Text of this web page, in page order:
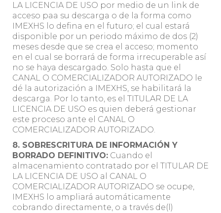
LA LICENCIA DE USO por medio de un link de
acceso paa su descarga o de la forma como
IMEXHS lo defina en el futuro; el cual estará
disponible por un periodo máximo de dos (2)
meses desde que se crea el acceso; momento
en el cual se borrará de forma irrecuperable así
no se haya descargado. Solo hasta que el
CANAL O COMERCIALIZADOR AUTORIZADO le
dé la autorización a IMEXHS, se habilitará la
descarga. Por lo tanto, es el TITULAR DE LA
LICENCIA DE USO es quien deberá gestionar
este proceso ante el CANAL O
COMERCIALIZADOR AUTORIZADO.
8. SOBRESCRITURA DE INFORMACIÓN Y
BORRADO DEFINITIVO: Cuando el
almacenamiento contratado por el TITULAR DE
LA LICENCIA DE USO al CANAL O
COMERCIALIZADOR AUTORIZADO se ocupe,
IMEXHS lo ampliará automáticamente
cobrando directamente, o a través de(l)